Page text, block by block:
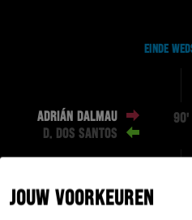
JOUW VOORKEUREN
EINDE
ADRIÁN DALMAU
D. DOS SANTOS
90'